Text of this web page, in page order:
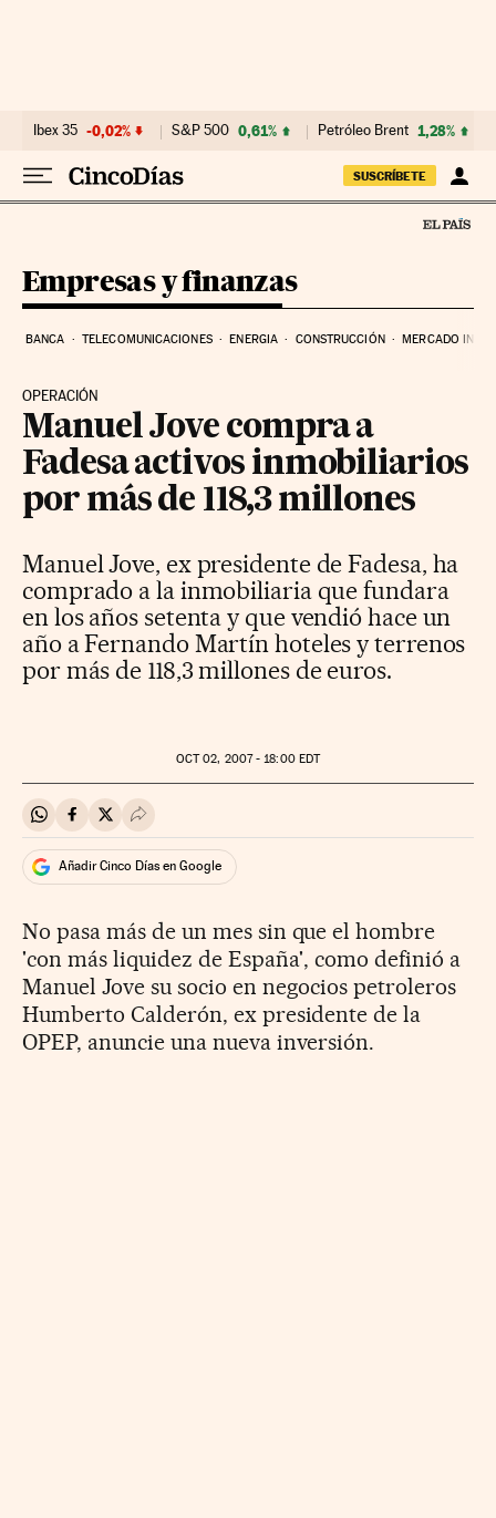
Ibex 35 -0,02% S&P 500 0,61% Petróleo Brent 1,28%
SUSCRÍBETE
Empresas y finanzas
BANCA TELECOMUNICACIONES ENERGIA CONSTRUCCIÓN MERCADO
OPERACIÓN
Manuel Jove compra a
Fadesa activos inmobiliarios
por más de 118,3 millones
Manuel Jove, ex presidente de Fadesa, ha
comprado a la inmobiliaria que fundara
en los años setenta y que vendió hace un
año a Fernando Martín hoteles y terrenos
por más de 118,3 millones de euros.
OCT02, 2007 - 18:00EDT
Compartir en Whatsapp
Compartir en Facebook
Compartir en Twitter
Desplegar Redes Sociales
Añadir Cinco Días en Google
No pasa más de un mes sin que el hombre
'con más liquidez de España', como definió a
Manuel Jove su socio en negocios petroleros
Humberto Calderón, ex presidente de la
OPEP, anuncie una nueva inversión.